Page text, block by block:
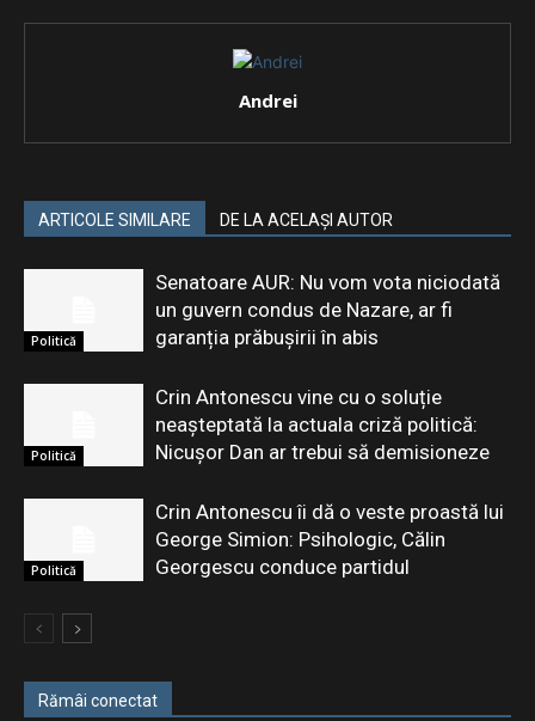
Andrei
ARTICOLE SIMILARE DE LA ACELAȘI AUTOR
Politică
Senatoare AUR: Nu vom vota niciodată
un guvern condus de Nazare, ar fi
garanția prăbușirii în abis
Politică
Crin Antonescu vine cu o soluție
neașteptată la actuala criză politică:
Nicușor Dan ar trebui să demisioneze
Politică
Crin Antonescu îi dă o veste proastă lui
George Simion: Psihologic, Călin
Georgescu conduce partidul
Rămâi conectat